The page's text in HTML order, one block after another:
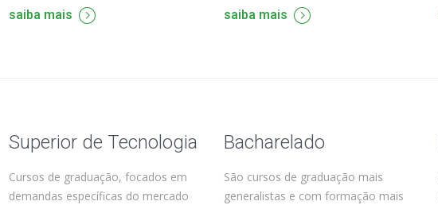
saiba mais saiba mais
Superior de Tecnologia
Cursos de graduação, focados em
demandas específicas do mercado
Bacharelado
São cursos de graduação mais
generalistas e com formação mais